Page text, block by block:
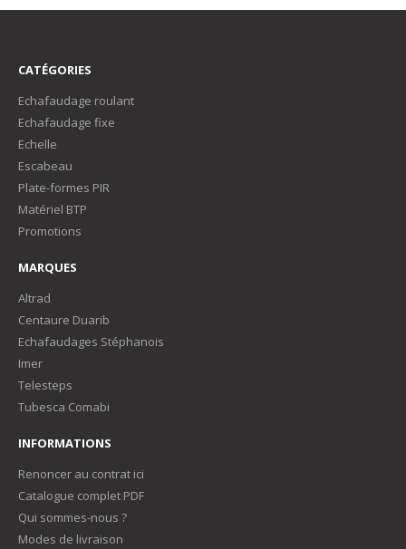
CATÉGORIES
Echafaudage roulant
Echafaudage fixe
Echelle
Escabeau
Plate-formes PIR
Matériel BTP
Promotions
MARQUES
Altrad
Centaure Duarib
Echafaudages Stéphanois
Imer
Telesteps
Tubesca Comabi
INFORMATIONS
Renoncer au contrat ici
Catalogue complet PDF
Qui sommes-nous ?
Modes de livraison